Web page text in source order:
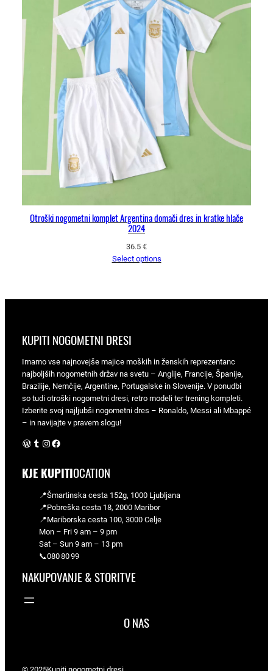
Otroški nogometni komplet Argentina domači dres in kratke hlače
2024
36.5 €
Select options
KUPITI NOGOMETNI DRESI
Imamo vse najnovejše majice moških in ženskih reprezentanc
najboljših nogometnih držav na svetu – Anglije, Francije, Španije,
Brazilije, Nemčije, Argentine, Portugalske in Slovenije. V ponudbi
so tudi otroški nogometni dresi, retro modeli ter trening kompleti.
Izberite svoj najljubši nogometni dres – Ronaldo, Messi ali Mbappé
– in navijajte v pravem slogu!
WordPress Instagram Facebook
KJE KUPITIOCATION
📍Šmartinska cesta 152g, 1000 Ljubljana
📍Pobreška cesta 18, 2000 Maribor
📍Mariborska cesta 100, 3000 Celje
Mon – Fri 9 am – 9 pm
Sat – Sun 9 am – 13 pm
📞080 80 99
NAKUPOVANJE & STORITVE
O NAS